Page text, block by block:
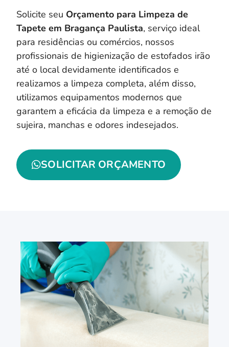
Solicite seu Orçamento para Limpeza de
Tapete em Bragança Paulista, serviço ideal
para residências ou comércios, nossos
profissionais de higienização de estofados irão
até o local devidamente identificados e
realizamos a limpeza completa, além disso,
utilizamos equipamentos modernos que
garantem a eficácia da limpeza e a remoção de
sujeira, manchas e odores indesejados.
SOLICITAR ORÇAMENTO